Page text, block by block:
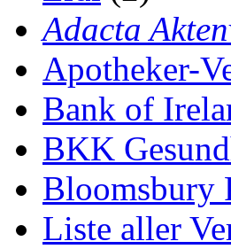
Adacta
Apotheker-
Bank of
BKK
Bloomsbury
Liste aller